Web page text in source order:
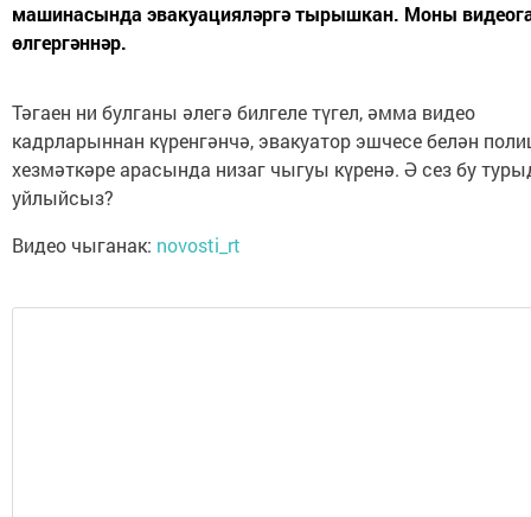
машинасында эвакуацияләргә тырышкан. Моны
өлгергәннәр.
Тәгаен ни булганы әлегә билгеле түгел, әмма видео
кадрларыннан күренгәнчә, эвакуатор эшчесе белән
хезмәткәре арасында низаг чыгуы күренә. Ә сез бу
уйлыйсыз?
Видео чыганак: novosti_rt